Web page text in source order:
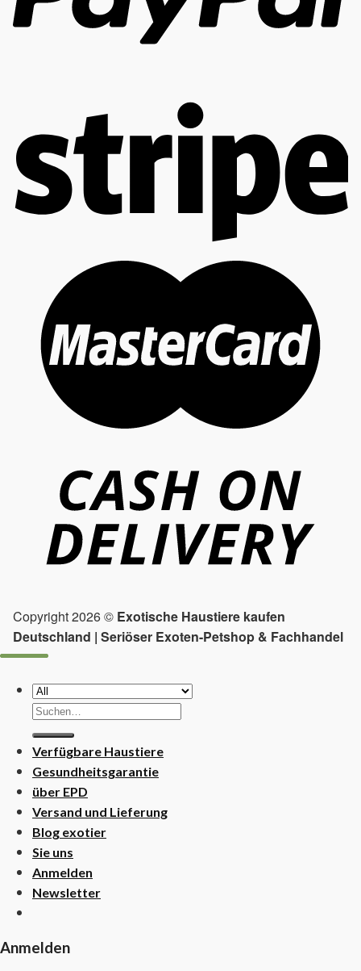
Copyright 2026 © Exotische Haustiere kaufen
Deutschland | Seriöser Exoten-Petshop & Fachhandel
Suchen
nach:
Verfügbare Haustiere
Gesundheitsgarantie
über EPD
Versand und Lieferung
Blog exotier
Sie uns
Anmelden
Newsletter
Anmelden